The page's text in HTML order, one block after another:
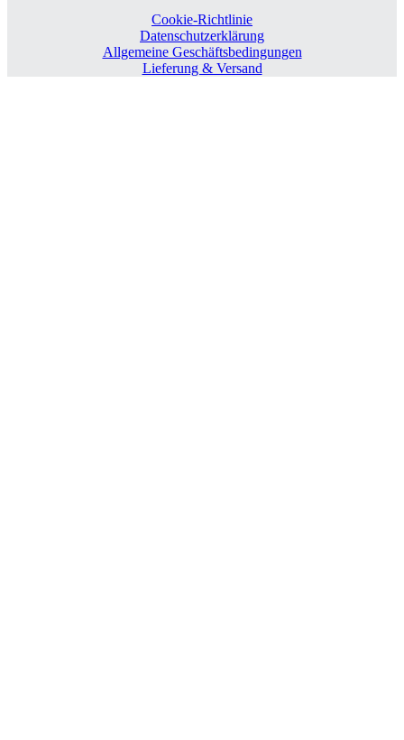
Cookie-Richtlinie
Datenschutzerklärung
Allgemeine Geschäftsbedingungen
Lieferung & Versand